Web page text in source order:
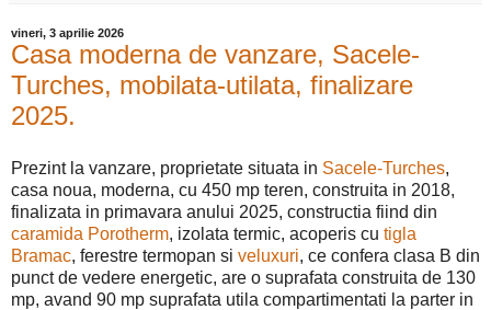
vineri, 3 aprilie 2026
Casa moderna de vanzare, Sacele-
Turches, mobilata-utilata, finalizare
2025.
Prezint la vanzare, proprietate situata in Sacele-Turches,
casa noua, moderna, cu 450 mp teren, construita in 2018,
finalizata in primavara anului 2025, constructia fiind din
caramida Porotherm, izolata termic, acoperis cu tigla
Bramac, ferestre termopan si veluxuri, ce confera clasa B din
punct de vedere energetic, are o suprafata construita de 130
mp, avand 90 mp suprafata utila compartimentati la parter in